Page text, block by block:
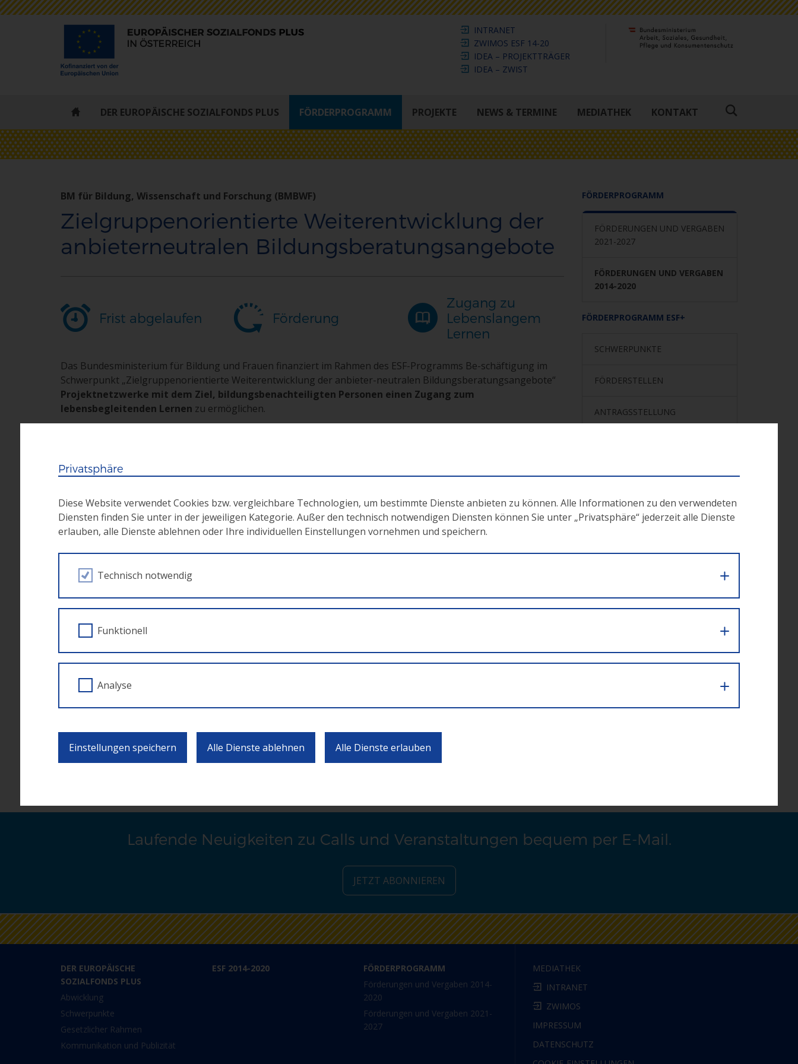
INTRANET
ZWIMOS ESF 14-20
IDEA – PROJEKTTRÄGER
IDEA – ZWIST
ESF
STARTSEITE
DER EUROPÄISCHE SOZIALFONDS PLUS FÖRDERPROGRAMM PROJEKTE NEWS & TERMINE MEDIATHEK KONTAKT
Suche
BM für Bildung, Wissenschaft und Forschung (BMBWF)
Zielgruppenorientierte Weiterentwicklung der
anbieterneutralen Bildungsberatungsangebote
Frist abgelaufen Förderung
Zugang zu
Lebenslangem
Lernen
Das Bundesministerium für Bildung und Frauen finanziert im Rahmen des ESF-Programms Be-schäftigung im
Schwerpunkt „Zielgruppenorientierte Weiterentwicklung der anbieter-neutralen Bildungsberatungsangebote“
Projektnetzwerke mit dem Ziel, bildungsbenachteiligten Personen einen Zugang zum
lebensbegleitenden Lernen zu ermöglichen.
Weitere Informationen erhalten Sie in den Unterlagen:
Call-Dokument
Kompetenz+Beratung
Hinweise zur Ausarbeitung des Förderantrags
Antragsformular überregionale Vorhaben
Finanzen
Angaben Planzahlen Standardbeschreibungen MitarbeiterInnenqualifikationen
Einreichung
Die Einreichung erfolgt in Papierform an das Bundesministerium für Bildung und Frauen, Abteilung
FÖRDERPROGRAMM
FÖRDERUNGEN UND VERGABEN
2021-2027
FÖRDERUNGEN UND VERGABEN
2014-2020
FÖRDERPROGRAMM ESF+
SCHWERPUNKTE
FÖRDERSTELLEN
ANTRAGSSTELLUNG
ESF 2014-2020
Laufende Neuigkeiten zu Calls und Veranstaltungen bequem per E-Mail.
JETZT ABONNIEREN
DER EUROPÄISCHE
SOZIALFONDS PLUS
Abwicklung
Schwerpunkte
Gesetzlicher Rahmen
Kommunikation und Publizität
ESF 2014-2020
FÖRDERPROGRAMM
Förderungen und Vergaben 2014-
2020
Förderungen und Vergaben 2021-
2027
MEDIATHEK
INTRANET
ZWIMOS
IMPRESSUM
DATENSCHUTZ
Privatsphäre
Diese Website verwendet Cookies bzw. vergleichbare Technologien, um bestimmte Dienste anbieten zu können. Alle Informationen zu den verwendeten
Diensten finden Sie unter in der jeweiligen Kategorie. Außer den technisch notwendigen Diensten können Sie unter „Privatsphäre“ jederzeit alle Dienste
erlauben, alle Dienste ablehnen oder Ihre individuellen Einstellungen vornehmen und speichern.
Technisch notwendig
Funktionell
Analyse
Einstellungen speichern Alle Dienste ablehnen Alle Dienste erlauben